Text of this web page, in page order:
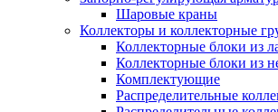
Шаровые краны
Коллекторы и коллекторные
Коллекторные блоки из
Коллекторные блоки из
Комплектующие
Распределительные